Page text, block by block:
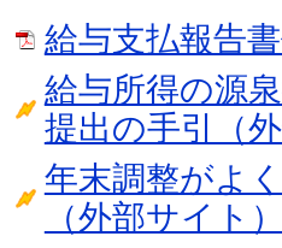
給与支払報告
給与所得の源
提出の手引（
年末調整がよ
（外部サイト）